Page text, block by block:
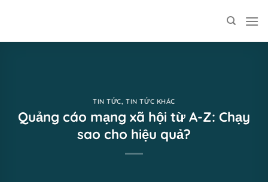
TIN TỨC,TIN TỨC KHÁC
Quảng cáo mạng xã hội từ A-Z: Chạy
sao cho hiệu quả?